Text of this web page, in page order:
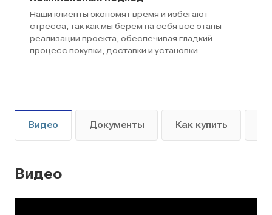
Наши клиенты экономят время и избегают
стресса, так как мы берём на себя все этапы
реализации проекта, обеспечивая гладкий
процесс покупки, доставки и установки
Видео Документы Как купить
Видео